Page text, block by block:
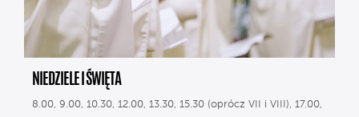
NIEDZIELE I ŚWIĘTA
8.00, 9.00, 10.30, 12.00, 13.30, 15.30 (oprócz VII i VIII), 17.00,